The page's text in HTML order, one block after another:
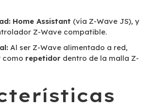
Home Assistant (vía Z-Wave JS), y
Z-Wave compatible.
Al ser Z-Wave alimentado a red,
como repetidor dentro de la malla Z-